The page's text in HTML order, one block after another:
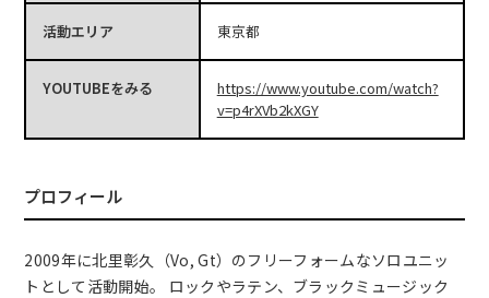
活動エリア 東京都
YOUTUBEをみる
https://www.youtube.com/watch?
v=p4rXVb2kXGY
プロフィール
2009年に北里彰久（Vo, Gt）のフリーフォームなソロユニッ
トとして活動開始。 ロックやラテン、ブラックミュージック